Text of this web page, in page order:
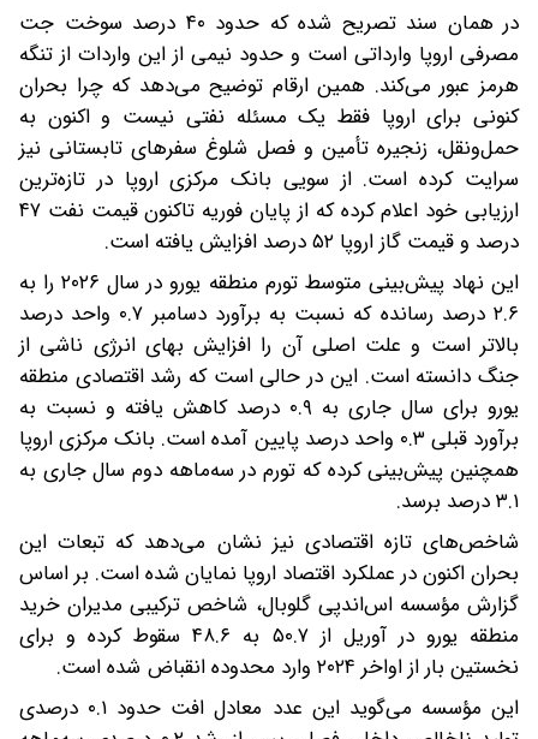
در همان سند تصریح شده که حدود ۴۰ درصد سوخت جت
مصرفی اروپا وارداتی است و حدود نیمی از این واردات از تنگه
هرمز عبور می‌کند. همین ارقام توضیح می‌دهد که چرا بحران
کنونی برای اروپا فقط یک مسئله نفتی نیست و اکنون به
حمل‌ونقل، زنجیره تأمین و فصل شلوغ سفرهای تابستانی نیز
سرایت کرده است. از سویی بانک مرکزی اروپا در تازه‌ترین
ارزیابی خود اعلام کرده که از پایان فوریه تاکنون قیمت نفت ۴۷
درصد و قیمت گاز اروپا ۵۲ درصد افزایش یافته است.
این نهاد پیش‌بینی متوسط تورم منطقه یورو در سال ۲۰۲۶ را به
۲.۶ درصد رسانده که نسبت به برآورد دسامبر ۰.۷ واحد درصد
بالاتر است و علت اصلی آن را افزایش بهای انرژی ناشی از
جنگ دانسته است. این در حالی است که رشد اقتصادی منطقه
یورو برای سال جاری به ۰.۹ درصد کاهش یافته و نسبت به
برآورد قبلی ۰.۳ واحد درصد پایین آمده است. بانک مرکزی اروپا
همچنین پیش‌بینی کرده که تورم در سه‌ماهه دوم سال جاری به
۳.۱ درصد برسد.
شاخص‌های تازه اقتصادی نیز نشان می‌دهد که تبعات این
بحران اکنون در عملکرد اقتصاد اروپا نمایان شده است. بر اساس
گزارش مؤسسه اس‌اندپی گلوبال، شاخص ترکیبی مدیران خرید
منطقه یورو در آوریل از ۵۰.۷ به ۴۸.۶ سقوط کرده و برای
نخستین بار از اواخر ۲۰۲۴ وارد محدوده انقباض شده است.
این مؤسسه می‌گوید این عدد معادل افت حدود ۰.۱ درصدی